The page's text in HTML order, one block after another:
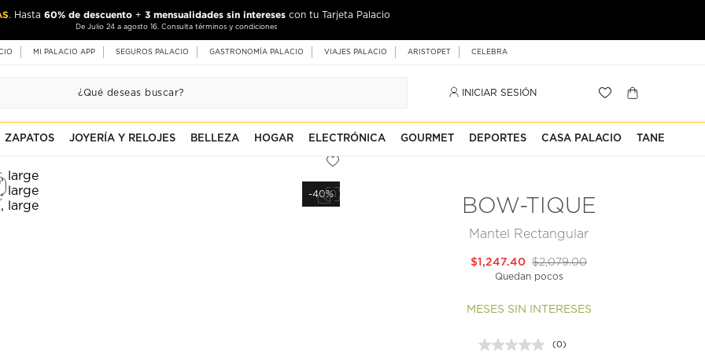
. Hasta 60% de descuento + 3 mensualidades sin intereses con tu Tarjeta Palacio
De Julio 24 a agosto 16. Consulta términos y condiciones
MI PALACIO APP SEGUROS PALACIO GASTRONOMÍA PALACIO VIAJES PALACIO ARISTOPET CELEBRA
INICIAR SESIÓN
ZAPATOS JOYERÍA Y RELOJES BELLEZA HOGAR ELECTRÓNICA GOURMET DEPORTES CASA PALACIO TANE
-40%
BOW-TIQUE
Mantel Rectangular
$2,079.00
$1,247.40
Quedan pocos
MESES SIN INTERESES
(0)